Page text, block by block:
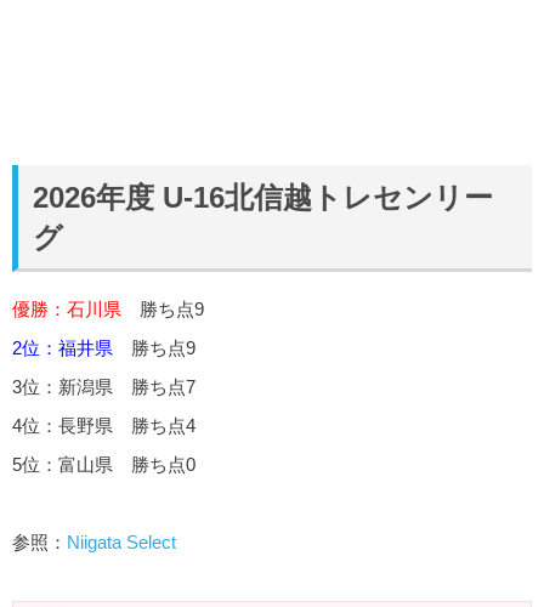
2026年度 U-16北信越トレセンリー
グ
優勝：石川県 勝ち点9
2位：福井県 勝ち点9
3位：新潟県 勝ち点7
4位：長野県 勝ち点4
5位：富山県 勝ち点0
参照： Niigata Select